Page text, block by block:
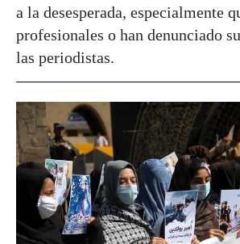
a la desesperada, especialmente
profesionales o han denunciado
las periodistas.